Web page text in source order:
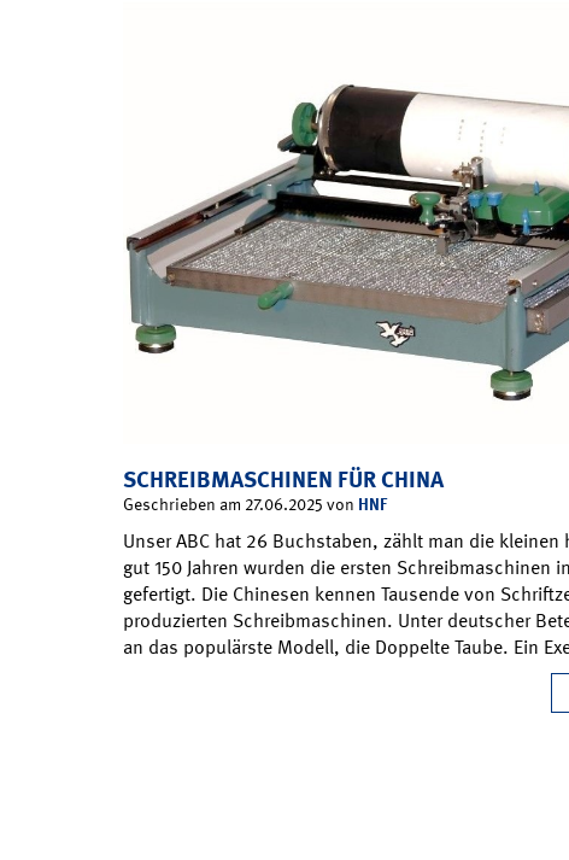
SCHREIBMASCHINEN FÜR CHINA
Geschrieben am 27.06.2025 von HNF
Unser ABC hat 26 Buchstaben, zählt man die
gut 150 Jahren wurden die ersten Schreibmaschinen
gefertigt. Die Chinesen kennen Tausende von
produzierten Schreibmaschinen. Unter deutscher
an das populärste Modell, die Doppelte Taube. Ein